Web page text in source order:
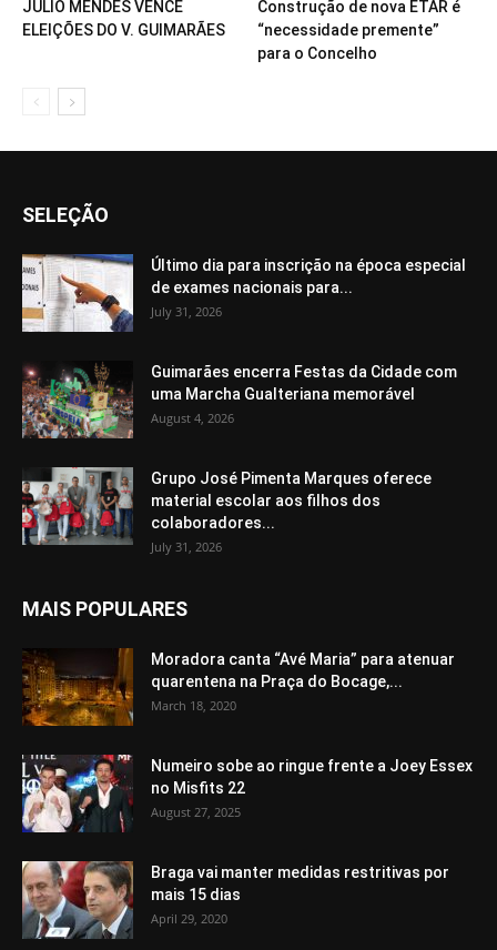
JÚLIO MENDES VENCE
ELEIÇÕES DO V. GUIMARÃES
Construção de nova ETAR é
“necessidade premente”
para o Concelho
SELEÇÃO
Último dia para inscrição na época especial
de exames nacionais para...
July 31, 2026
Guimarães encerra Festas da Cidade com
uma Marcha Gualteriana memorável
August 4, 2026
Grupo José Pimenta Marques oferece
material escolar aos filhos dos
colaboradores...
July 31, 2026
MAIS POPULARES
Moradora canta “Avé Maria” para atenuar
quarentena na Praça do Bocage,...
March 18, 2020
Numeiro sobe ao ringue frente a Joey Essex
no Misfits 22
August 27, 2025
Braga vai manter medidas restritivas por
mais 15 dias
April 29, 2020